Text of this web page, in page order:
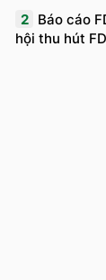
2
Báo cáo
hội thu hút